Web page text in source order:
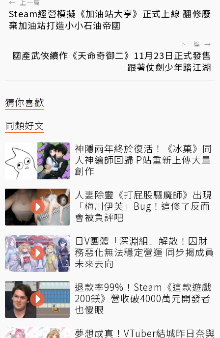
← 上一篇
Steam經營模擬《加油站大亨》正式上線 翻修廢
棄加油站打造小小石油帝國
下一篇 →
國產武俠續作《天命奇御二》11月23日正式發售
跟著仗劍少年踏江湖
猜你喜歡
同類好文
神隱兩年終於復活！《冰菓》同
人神繪師回歸 P站重新上傳大量
創作
人妻除靈《打屁股驅魔師》出現
「梅川伊芙」Bug！這修了反而
會被負評吧
日V團體「深淵組」解散！因財
務惡化無法穩定營運 同步揭成員
未來去向
退款率99%！Steam《這款遊戲
200鎂》營收破4000萬元開發者
也傻眼
夢想成真！VTuber結城昨日奈與